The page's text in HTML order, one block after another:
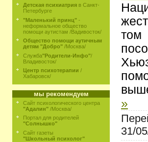
Детская психиатрия в Санкт-
Петербурге
"Маленький принц" -
неформальное общество
помощи аутистам /Вадивосток/
Общество помощи аутичным
детям "Добро" /Москва/
Служба"Родители-Инфо"/
Владивосток/
Центр психотерапии /
Хабаровск/
мы рекомендуем
Сайт психологического центра
"Адалин" /Москва/
Портал для родителей
"Солнышко"
Сайт газеты
"Школьный психолог"
том
»
31/